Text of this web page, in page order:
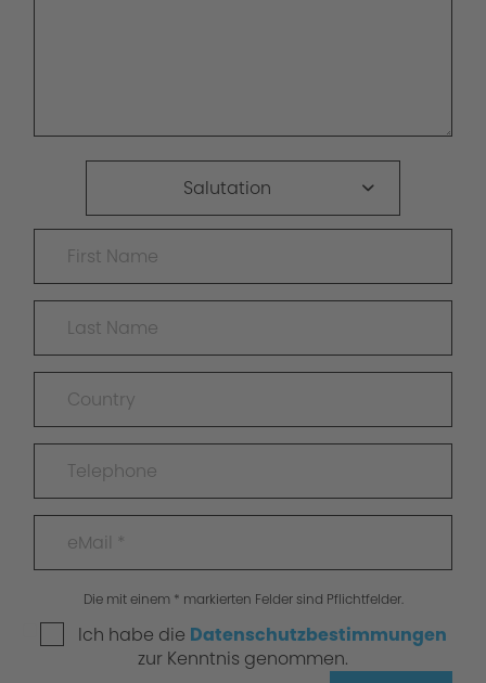
Salutation
Die mit einem * markierten Felder sind Pflichtfelder.
Ich habe die Datenschutzbestimmungen
zur Kenntnis genommen.